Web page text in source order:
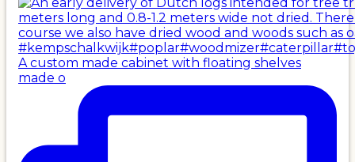
A custom made cabinet with floating shelves
made o